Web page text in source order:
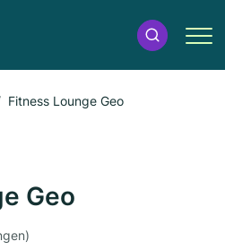
Fitness Lounge Geo
Geo